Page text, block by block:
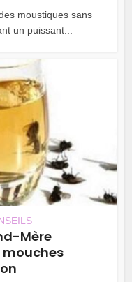
moustiques sans
un puissant...
Mère
mouches